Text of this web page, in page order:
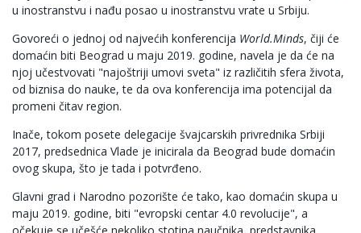
u inostranstvu i nađu posao u inostranstvu vrate u Srbiju.
Govoreći o jednoj od najvećih konferencija World.Minds, čiji će
domaćin biti Beograd u maju 2019. godine, navela je da će na
njoj učestvovati "najoštriji umovi sveta" iz različitih sfera života,
od biznisa do nauke, te da ova konferencija ima potencijal da
promeni čitav region.
Inače, tokom posete delegacije švajcarskih privrednika Srbiji
2017, predsednica Vlade je inicirala da Beograd bude domaćin
ovog skupa, što je tada i potvrđeno.
Glavni grad i Narodno pozorište će tako, kao domaćin skupa u
maju 2019. godine, biti "evropski centar 4.0 revolucije", a